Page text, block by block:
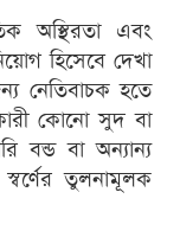
অস্থিরতা এবং
হিসেবে দেখা
নেতিবাচক হতে
কোনো সুদ বা
বন্ড বা অন্যান্য
তুলনামূলক